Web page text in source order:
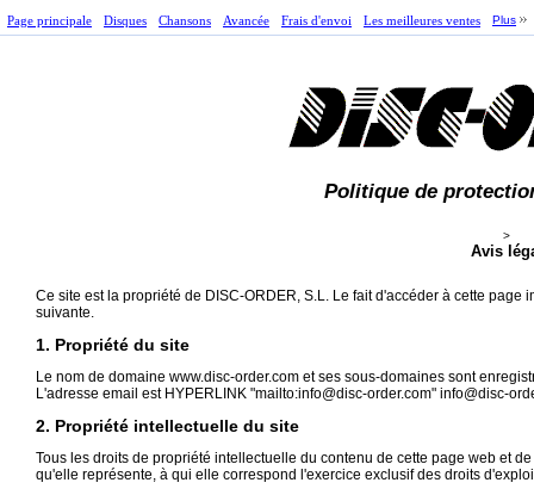
Page principale Disques Chansons Avancée Frais d'envoi Les meilleures ventes Plus
Politique de
>
Avis
Ce site est la propriété de DISC-ORDER, S.L. Le fait d'accéder à cette
suivante.
1. Propriété du site
Le nom de domaine www.disc-order.com et ses sous-domaines sont
L'adresse email est HYPERLINK "mailto:info@disc-order.com" info@disc-
2. Propriété intellectuelle du site
Tous les droits de propriété intellectuelle du contenu de cette page web et
qu'elle représente, à qui elle correspond l'exercice exclusif des droits